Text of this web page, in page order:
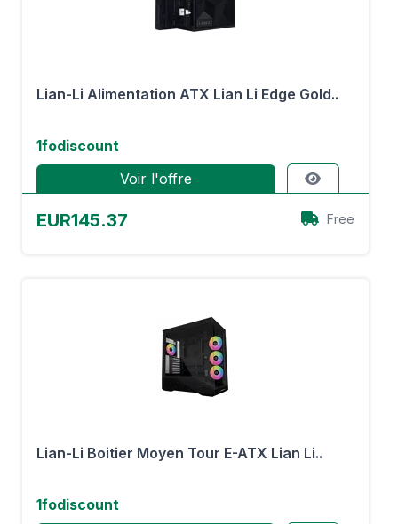
Lian-Li Alimentation ATX Lian Li Edge Gold..
1fodiscount
Voir l'offre
EUR145.37 Free
Lian-Li Boitier Moyen Tour E-ATX Lian Li..
1fodiscount